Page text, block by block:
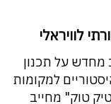
לוויראלי
מחדש על תכנון
למקומות
טוק" מחייב